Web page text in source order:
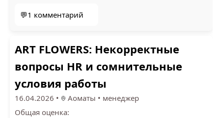
АЗИЯ ТРЕЙД (2)
1
РОКОС (2)
💬1 комментарий
ART FLOWERS: Некорректные
вопросы HR и сомнительные
условия работы
16.04.2026 • Аоматы • менеджер
Общая оценка: